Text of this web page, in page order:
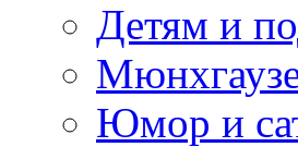
Детям и
Юмор и